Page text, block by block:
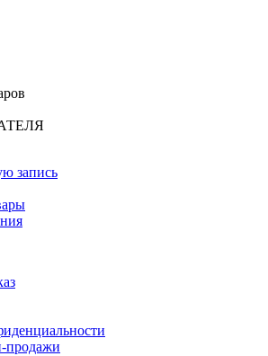
запись
продажи